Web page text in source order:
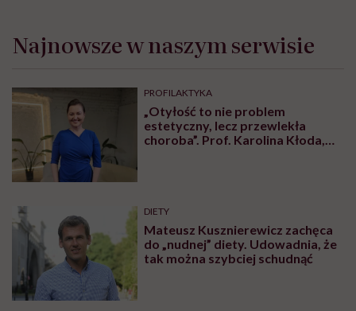
Najnowsze w naszym serwisie
PROFILAKTYKA
„Otyłość to nie problem
estetyczny, lecz przewlekła
choroba”. Prof. Karolina Kłoda,
DIETY
Mateusz Kusznierewicz zachęca
do „nudnej” diety. Udowadnia, że
tak można szybciej schudnąć